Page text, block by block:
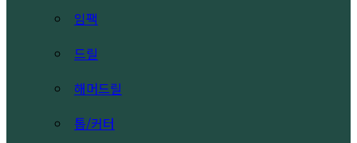
임팩
드릴
해머드릴
톱/커터